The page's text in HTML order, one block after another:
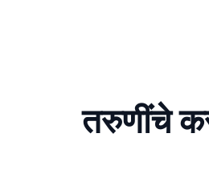
तरुणींचे